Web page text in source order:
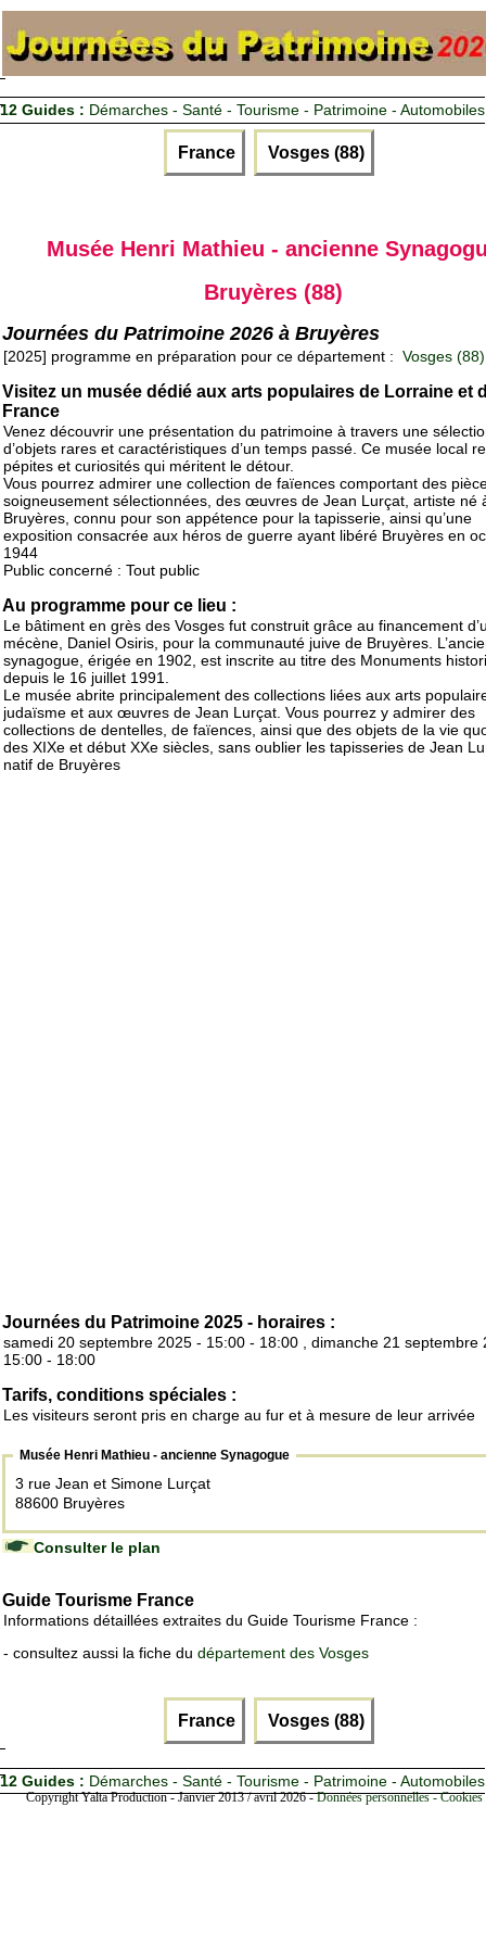
12 Guides : Démarches - Santé - Tourisme - Patrimoine - Automobiles
France Vosges (88)
Musée Henri Mathieu - ancienne
Bruyères (88)
Journées du Patrimoine 2026 à Bruyères
[2025] programme en préparation pour ce département : Vosges (88)
Visitez un musée dédié aux arts populaires de Lorraine et
France
Venez découvrir une présentation du patrimoine à travers une
d’objets rares et caractéristiques d’un temps passé. Ce musée local
pépites et curiosités qui méritent le détour.
Vous pourrez admirer une collection de faïences comportant des
soigneusement sélectionnées, des œuvres de Jean Lurçat, artiste né
Bruyères, connu pour son appétence pour la tapisserie, ainsi qu’une
exposition consacrée aux héros de guerre ayant libéré Bruyères en
1944
Public concerné : Tout public
Au programme pour ce lieu :
Le bâtiment en grès des Vosges fut construit grâce au financement
mécène, Daniel Osiris, pour la communauté juive de Bruyères.
synagogue, érigée en 1902, est inscrite au titre des Monuments
depuis le 16 juillet 1991.
Le musée abrite principalement des collections liées aux arts
judaïsme et aux œuvres de Jean Lurçat. Vous pourrez y admirer des
collections de dentelles, de faïences, ainsi que des objets de la vie
des XIXe et début XXe siècles, sans oublier les tapisseries de Jean
natif de Bruyères
Journées du Patrimoine 2025 - horaires :
samedi 20 septembre 2025 - 15:00 - 18:00 , dimanche 21 septembre
15:00 - 18:00
Tarifs, conditions spéciales :
Les visiteurs seront pris en charge au fur et à mesure de leur arrivée
Musée Henri Mathieu - ancienne Synagogue
3 rue Jean et Simone Lurçat
88600 Bruyères
Consulter le plan
Guide Tourisme France
Informations détaillées extraites du Guide Tourisme France :
- consultez aussi la fiche du département des Vosges
France Vosges (88)
12 Guides : Démarches - Santé - Tourisme - Patrimoine - Automobiles
Copyright Yalta Production - Janvier 2013 / avril 2026 -Données personnelles -